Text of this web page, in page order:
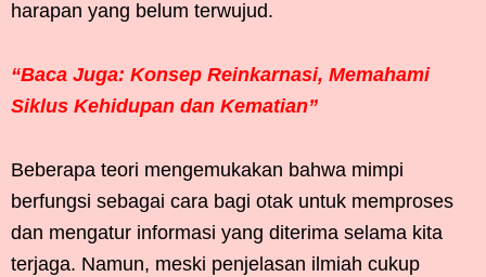
harapan yang belum terwujud.
“Baca Juga: Konsep Reinkarnasi, Memahami
Siklus Kehidupan dan Kematian”
Beberapa teori mengemukakan bahwa mimpi
berfungsi sebagai cara bagi otak untuk memproses
dan mengatur informasi yang diterima selama kita
terjaga. Namun, meski penjelasan ilmiah cukup